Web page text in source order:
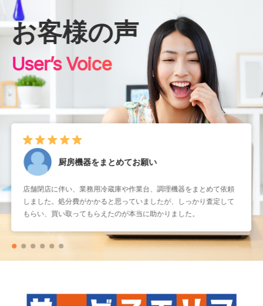
お客様の声
User’s Voice
厨房機器をまとめてお願い
店舗閉店に伴い、業務用冷蔵庫や作業台、調理機器をまとめて依頼
しました。処分費がかかると思っていましたが、しっかり査定して
もらい、買い取ってもらえたのが本当に助かりました。